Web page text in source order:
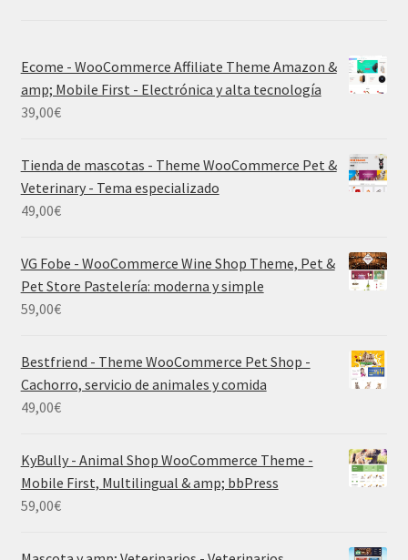
Ecome - WooCommerce Affiliate Theme Amazon &
amp; Mobile First - Electrónica y alta tecnología
39,00€
Tienda de mascotas - Theme WooCommerce Pet &
Veterinary - Tema especializado
49,00€
VG Fobe - WooCommerce Wine Shop Theme, Pet &
Pet Store Pastelería: moderna y simple
59,00€
Bestfriend - Theme WooCommerce Pet Shop -
Cachorro, servicio de animales y comida
49,00€
KyBully - Animal Shop WooCommerce Theme -
Mobile First, Multilingual & amp; bbPress
59,00€